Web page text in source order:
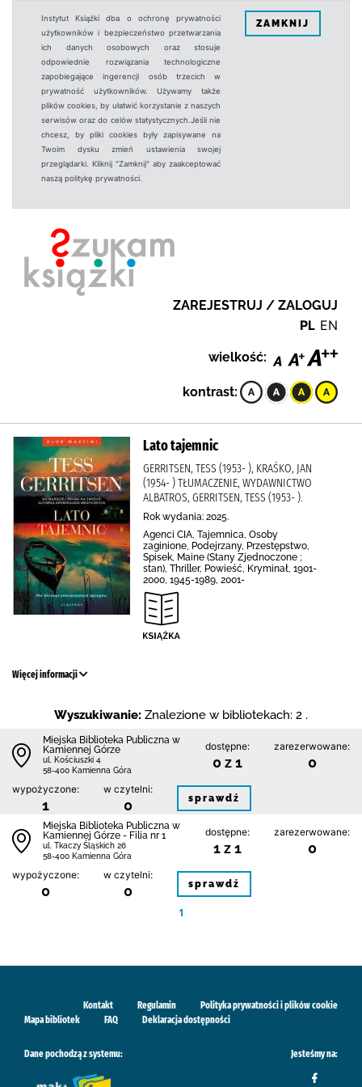
Instytut Książki dba o ochronę prywatności
użytkowników i bezpieczeństwo przetwarzania
ich danych osobowych oraz stosuje
odpowiednie rozwiązania technologiczne
zapobiegające ingerencji osób trzecich w
prywatność użytkowników. Używamy także
plików cookies, by ułatwić korzystanie z naszych
serwisów oraz do celów statystycznych.Jeśli nie
chcesz, by pliki cookies były zapisywane na
Twoim dysku zmień ustawienia swojej
przeglądarki. Kliknij "Zamknij" aby zaakceptować
naszą politykę prywatności.
ZAMKNIJ
ZAREJESTRUJ / ZALOGUJ
PL EN
wielkość:
kontrast:
Lato tajemnic
GERRITSEN, TESS (1953- ), KRAŚKO, JAN
(1954- ) TŁUMACZENIE, WYDAWNICTWO
ALBATROS, GERRITSEN, TESS (1953- ).
Rok wydania: 2025.
Agenci CIA, Tajemnica, Osoby
zaginione, Podejrzany, Przestępstwo,
Spisek, Maine (Stany Zjednoczone ;
stan), Thriller, Powieść, Kryminał, 1901-
2000, 1945-1989, 2001-
Więcej informacji
Wyszukiwanie: Znalezione w bibliotekach: 2 .
Miejska Biblioteka Publiczna w
Kamiennej Górze
ul. Kościuszki 4
58-400 Kamienna Góra
dostępne:
0 z 1
zarezerwowane:
0
wypożyczone:
1
w czytelni:
0 sprawdź
Miejska Biblioteka Publiczna w
Kamiennej Górze - Filia nr 1
ul. Tkaczy Śląskich 26
58-400 Kamienna Góra
dostępne:
1 z 1
zarezerwowane:
0
wypożyczone:
0
w czytelni:
0 sprawdź
1
Kontakt Regulamin
Polityka prywatności i plików cookie
Mapa bibliotek
FAQ Deklaracja dostępności
Dane pochodzą z systemu: Jesteśmy na: